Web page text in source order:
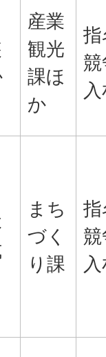
産業
観光
課ほ
か
指
まち
づく
り課
指